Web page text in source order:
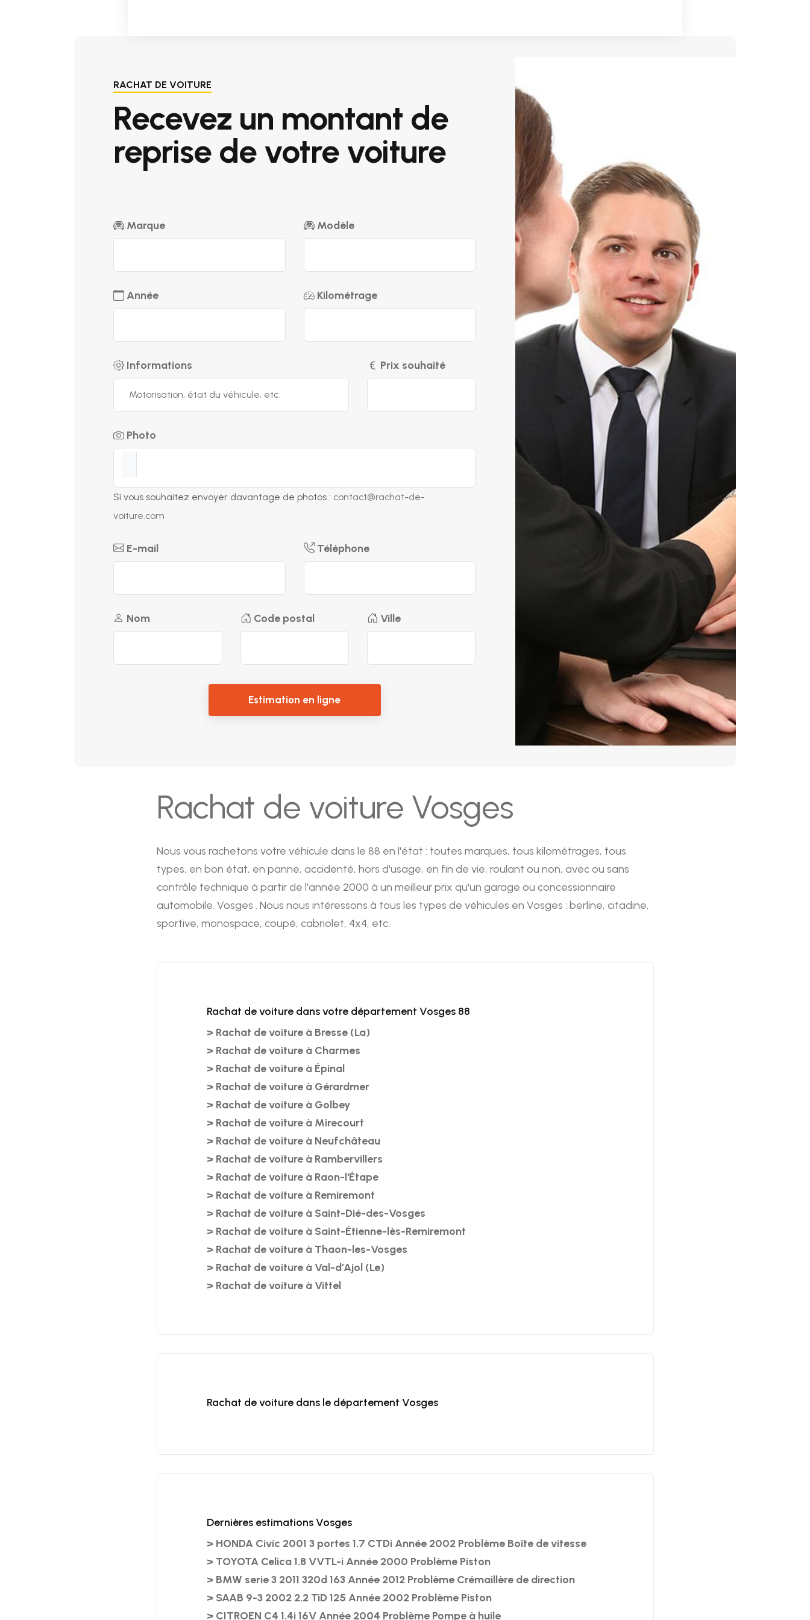
RACHAT DE VOITURE
Recevez un montant de
reprise de votre voiture
Marque Modèle
Année Kilométrage
Informations Prix souhaité
Photo
Si vous souhaitez envoyer davantage de photos : contact@rachat-de-
voiture.com
E-mail Téléphone
Nom Code postal Ville
Estimation en ligne
Rachat de voiture Vosges
Nous vous rachetons votre véhicule dans le 88 en l'état : toutes marques, tous kilométrages, tous
types, en bon état, en panne, accidenté, hors d'usage, en fin de vie, roulant ou non, avec ou sans
contrôle technique à partir de l'année 2000 à un meilleur prix qu'un garage ou concessionnaire
automobile. Vosges . Nous nous intéressons à tous les types de véhicules en Vosges : berline, citadine,
sportive, monospace, coupé, cabriolet, 4x4, etc.
Rachat de voiture dans votre département Vosges 88
> Rachat de voiture à Bresse (La)
> Rachat de voiture à Charmes
> Rachat de voiture à Épinal
> Rachat de voiture à Gérardmer
> Rachat de voiture à Golbey
> Rachat de voiture à Mirecourt
> Rachat de voiture à Neufchâteau
> Rachat de voiture à Rambervillers
> Rachat de voiture à Raon-l'Étape
> Rachat de voiture à Remiremont
> Rachat de voiture à Saint-Dié-des-Vosges
> Rachat de voiture à Saint-Étienne-lès-Remiremont
> Rachat de voiture à Thaon-les-Vosges
> Rachat de voiture à Val-d'Ajol (Le)
> Rachat de voiture à Vittel
Rachat de voiture dans le département Vosges
Dernières estimations Vosges
> HONDA Civic 2001 3 portes 1.7 CTDi Année 2002 Problème Boîte de vitesse
> TOYOTA Celica 1.8 VVTL-i Année 2000 Problème Piston
> BMW serie 3 2011 320d 163 Année 2012 Problème Crémaillère de direction
> SAAB 9-3 2002 2.2 TiD 125 Année 2002 Problème Piston
> CITROEN C4 1.4i 16V Année 2004 Problème Pompe à huile